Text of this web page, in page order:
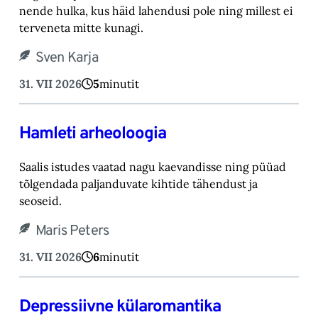
nende hulka, kus häid lahendusi pole ning millest ei
terveneta mitte kunagi.
Sven Karja
31. VII 2026 5minutit
Hamleti arheoloogia
Saalis istudes vaatad nagu kaevandisse ning püüad
tõlgendada paljanduvate kihtide tähendust ja
seoseid.
Maris Peters
31. VII 2026 6minutit
Depressiivne külaromantika